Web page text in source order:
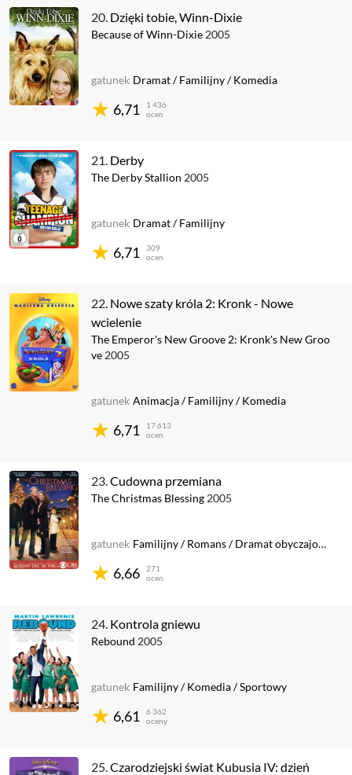
20. Dzięki tobie, Winn-Dixie
Because of Winn-Dixie 2005
6,71
1 436
ocen
gatunek Dramat/Familijny/Komedia
21. Derby
The Derby Stallion 2005
6,71
309
ocen
gatunek Dramat/Familijny
22. Nowe szaty króla 2: Kronk - Nowe
wcielenie
The Emperor's New Groove 2: Kronk's New Groo
ve 2005
6,71
17 613
ocen
gatunek Animacja/Familijny/Komedia
23.Cudowna przemiana
The Christmas Blessing 2005
6,66
271
ocen
gatunek Familijny/Romans/Dramat obyczajowy
24. Kontrola gniewu
Rebound 2005
6,61
6 362
oceny
gatunek Familijny/Komedia/Sportowy
25.Czarodziejski świat Kubusia IV: dzień